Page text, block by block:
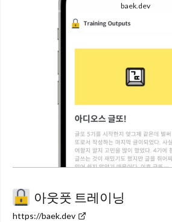
baek.dev
아웃풋 트레이닝
https://baek.dev